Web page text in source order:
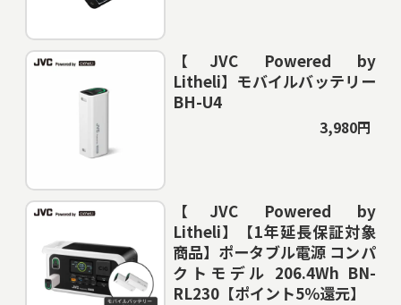
【JVC Powered by
Litheli】モバイルバッテリー
BH-U4
3,980円
【JVC Powered by
Litheli】【1年延長保証対象
商品】ポータブル電源 コンパ
クトモデル 206.4Wh BN-
RL230【ポイント5％還元】